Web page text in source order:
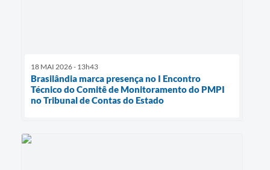
18 MAI 2026 - 13h43
Brasilândia marca presença no I Encontro
Técnico do Comitê de Monitoramento do PMPI
no Tribunal de Contas do Estado